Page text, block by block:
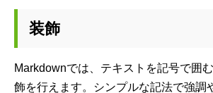
装飾
Markdownでは、テキストを記号で囲
飾を行えます。シンプルな記法で強調